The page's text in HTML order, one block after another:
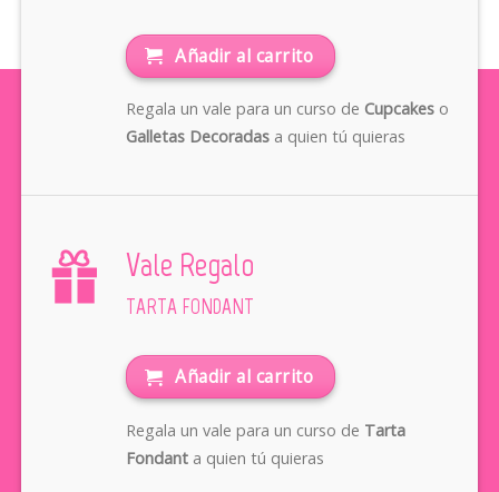
Añadir al carrito
Regala un vale para un curso de Cupcakeso
Galletas Decoradasa quien tú quieras
Vale Regalo
TARTA FONDANT
Añadir al carrito
Regala un vale para un curso de Tarta
Fondanta quien tú quieras